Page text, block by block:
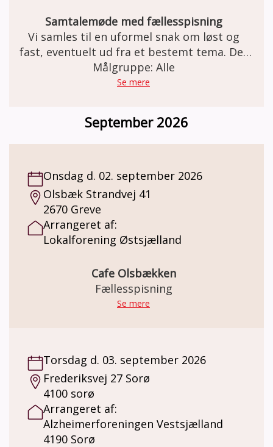
Samtalemøde med fællesspisning
Vi samles til en uformel snak om løst og
fast, eventuelt ud fra et bestemt tema. Der
serveres smørrebrød og drikkevarer.
Målgruppe: Alle
Se mere
September 2026
Onsdag d. 02. september 2026
Olsbæk Strandvej 41
2670 Greve
Arrangeret af:
Lokalforening Østsjælland
Cafe Olsbækken
Fællesspisning
Se mere
Torsdag d. 03. september 2026
Frederiksvej 27 Sorø
4100 sorø
Arrangeret af:
Alzheimerforeningen Vestsjælland
4190 Sorø